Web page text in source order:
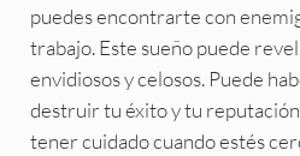
puedes encontrarte con
trabajo. Este sueño puede
envidiosos y celosos. Puede
destruir tu éxito y tu
tener cuidado cuando estés